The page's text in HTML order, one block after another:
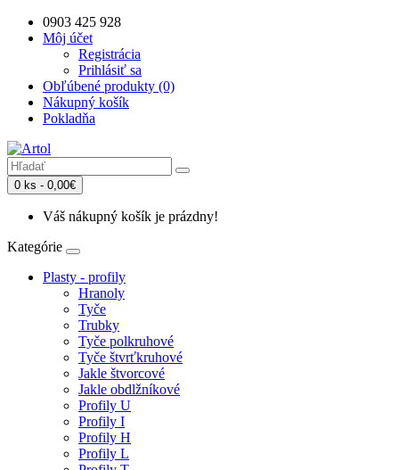
0903 425 928
Môj účet
Registrácia
Prihlásiť sa
Obľúbené produkty (0)
Nákupný košík
Pokladňa
0 ks - 0,00€
Váš nákupný košík je prázdny!
Kategórie
Plasty - profily
Hranoly
Tyče
Trubky
Tyče polkruhové
Tyče štvrťkruhové
Jakle štvorcové
Jakle obdlžníkové
Profily U
Profily I
Profily H
Profily L